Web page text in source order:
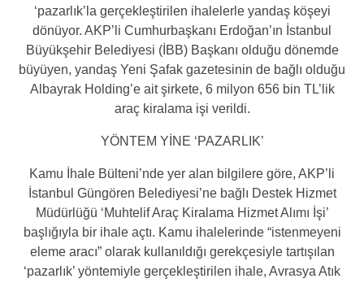
‘pazarlık’la gerçekleştirilen ihalelerle yandaş köşeyi
dönüyor. AKP’li Cumhurbaşkanı Erdoğan’ın İstanbul
Büyükşehir Belediyesi (İBB) Başkanı olduğu dönemde
büyüyen, yandaş Yeni Şafak gazetesinin de bağlı olduğu
Albayrak Holding’e ait şirkete, 6 milyon 656 bin TL’lik
araç kiralama işi verildi.
YÖNTEM YİNE ‘PAZARLIK’
Kamu İhale Bülteni’nde yer alan bilgilere göre, AKP’li
İstanbul Güngören Belediyesi’ne bağlı Destek Hizmet
Müdürlüğü ‘Muhtelif Araç Kiralama Hizmet Alımı İşi’
başlığıyla bir ihale açtı. Kamu ihalelerinde “istenmeyeni
eleme aracı” olarak kullanıldığı gerekçesiyle tartışılan
‘pazarlık’ yöntemiyle gerçekleştirilen ihale, Avrasya Atık